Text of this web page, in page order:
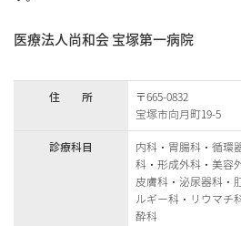
医療法人尚和会 宝塚第一病院
住 所
〒665-0832
宝塚市向月町19-5
診療科目
内科・胃腸科・循環
科・形成外科・美容
皮膚科・泌尿器科・
ルギー科・リウマチ
酔科